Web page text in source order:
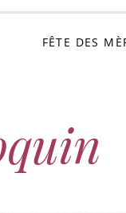
FÊTE DES